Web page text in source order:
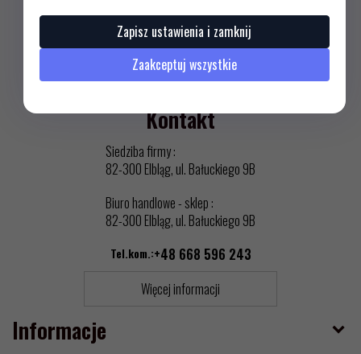
Informacje
ZAPISZ SIĘ
Kontakt
Siedziba firmy :
82-300 Elbląg, ul. Bałuckiego 9B
Biuro handlowe - sklep :
82-300 Elbląg, ul. Bałuckiego 9B
Tel.kom.:+48 668 596 243
Więcej informacji
Zapisz ustawienia i zamknij
Zaakceptuj wszystkie